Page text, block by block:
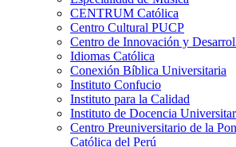
CENTRUM Católica
Centro Cultural PUCP
Centro de Innovación y
Idiomas Católica
Conexión Bíblica Universitaria
Instituto Confucio
Instituto para la Calidad
Instituto de Docencia
Centro Preuniversitario de la
Católica del Perú